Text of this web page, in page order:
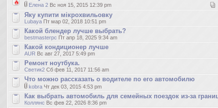
Елена 2 Вс ноя 15, 2015 12:39 pm
Яку купити мікрохвильовку
Lubaya Пт мар 02, 2018 10:51 pm
Какой блендер лучше выбрать?
bestmasterpc Пт апр 18, 2025 9:34 am
Какой кондиционер лучше
AUR Вс авг 27, 2017 5:49 pm
Ремонт ноутбука.
Светик2 Сб фев 11, 2017 11:56 am
Что можно рассказать о водителе по его автомобилю
kobra Чт дек 03, 2015 4:53 pm
Как выбрать автомобиль для семейных поездок из-за
Коллянс Вс фев 22, 2026 8:36 pm